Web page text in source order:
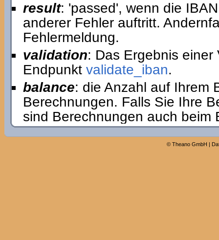
result: 'passed', wenn die
anderer Fehler auftritt.
Fehlermeldung.
validation: Das Ergebnis einer
Endpunkt validate_iban.
balance: die Anzahl auf Ihrem
Berechnungen. Falls Sie Ihre
sind Berechnungen auch beim
© Theano GmbH |